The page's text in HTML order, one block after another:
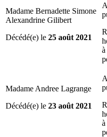
Madame Bernadette Simone
Alexandrine Gilibert
Décédé(e) le 25 août 2021
à
Madame Andree Lagrange
Décédé(e) le 23 août 2021
à